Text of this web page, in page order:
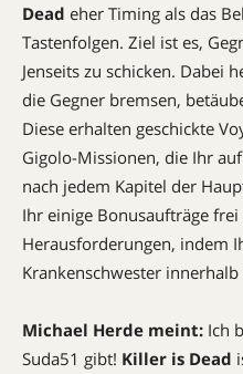
Dead eher Timing als das
Tastenfolgen. Ziel ist es,
Jenseits zu schicken. Dabei
die Gegner bremsen,
Diese erhalten geschickte
Gigolo-Missionen, die Ihr
nach jedem Kapitel der
Ihr einige Bonusaufträge
Herausforderungen, indem
Krankenschwester
Michael Herde meint: Ich
Suda51 gibt! Killer is Dead